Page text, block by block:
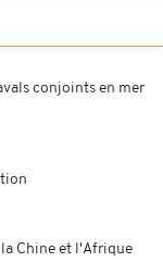
conjoints en mer
Chine et l'Afrique